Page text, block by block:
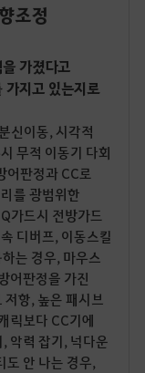
조정
가졌다고
가지고 있는지로
신이동, 시각적
무적 이동기 다회
어판정과 CC로
를 광범위한
가드시 전방가드
디버프, 이동스킬
는 경우, 마우스
어판정을 가진
저항, 높은 패시브
릭보다 CC기에
악력 잡기, 넉다운
도 안 나는 경우,